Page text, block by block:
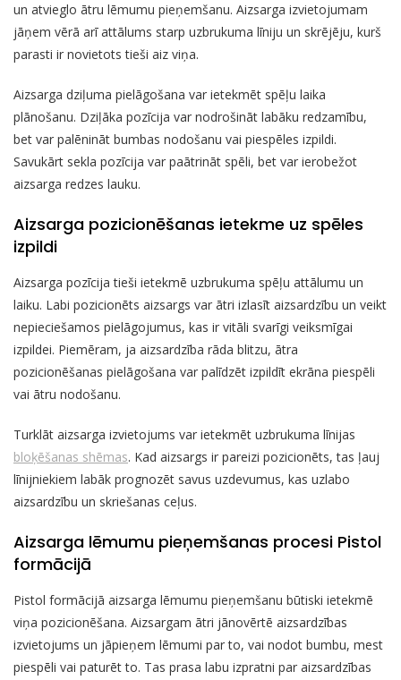
un atvieglo ātru lēmumu pieņemšanu. Aizsarga izvietojumam
jāņem vērā arī attālums starp uzbrukuma līniju un skrējēju, kurš
parasti ir novietots tieši aiz viņa.
Aizsarga dziļuma pielāgošana var ietekmēt spēļu laika
plānošanu. Dziļāka pozīcija var nodrošināt labāku redzamību,
bet var palēnināt bumbas nodošanu vai piespēles izpildi.
Savukārt sekla pozīcija var paātrināt spēli, bet var ierobežot
aizsarga redzes lauku.
Aizsarga pozicionēšanas ietekme uz spēles
izpildi
Aizsarga pozīcija tieši ietekmē uzbrukuma spēļu attālumu un
laiku. Labi pozicionēts aizsargs var ātri izlasīt aizsardzību un veikt
nepieciešamos pielāgojumus, kas ir vitāli svarīgi veiksmīgai
izpildei. Piemēram, ja aizsardzība rāda blitzu, ātra
pozicionēšanas pielāgošana var palīdzēt izpildīt ekrāna piespēli
vai ātru nodošanu.
Turklāt aizsarga izvietojums var ietekmēt uzbrukuma līnijas
bloķēšanas shēmas. Kad aizsargs ir pareizi pozicionēts, tas ļauj
līnijniekiem labāk prognozēt savus uzdevumus, kas uzlabo
aizsardzību un skriešanas ceļus.
Aizsarga lēmumu pieņemšanas procesi Pistol
formācijā
Pistol formācijā aizsarga lēmumu pieņemšanu būtiski ietekmē
viņa pozicionēšana. Aizsargam ātri jānovērtē aizsardzības
izvietojums un jāpieņem lēmumi par to, vai nodot bumbu, mest
piespēli vai paturēt to. Tas prasa labu izpratni par aizsardzības